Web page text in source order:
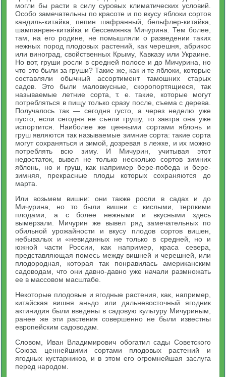
могли бы расти в силу суровых климатических условий.
Особо замечательны по красоте и по вкусу яблоки сортов
кандиль-китайка, пепин шафранный, бельфлер-китайка,
шампанрен-китайка и бессемянка Мичурина. Тем более,
там, на его родине, не помышляли о разведении таких
нежных пород плодовых растений, как черешня, абрикос
или виноград, свойственных Крыму, Кавказу или Украине.
Но вот, груши росли в средней полосе и до Мичурина, но
что это были за груши? Такие же, как и те яблоки, которые
составляли обычный ассортимент тамошних старых
садов. Это были маловкусные, скоропортящиеся, так
называемые летние сорта, т. е. такие, которые могут
потребляться в пищу только сразу после, съема с дерева.
Получалось так — сегодня густо, а через неделю уже
пусто; если сегодня не съели грушу, то завтра она уже
испортится. Наиболее же ценными сортами яблонь и
груш являются так называемые зимние сорта: такие сорта
могут сохраняться и зимой, дозревая в лежке, и их можно
потреблять всю зиму. И Мичурин, учитывая этот
недостаток, вывел не только несколько сортов зимних
яблонь, но и груш, как например бере-победа и бере-
зимняя, прекрасные плоды которых сохраняются до
марта.
Или возьмем вишни: они также росли в садах и до
Мичурина, но то были вишни с кислыми, терпкими
плодами, а с более нежными и вкусными здесь
вымерзали. Мичурин же вывел ряд замечательных по
обильной урожайности и вкусу плодов сортов вишен,
небывалых и «невиданных не только в средней, но и
южной части России, как например, краса севера,
представляющая помесь между вишней и черешней, или
плодородная, которая так понравилась американским
садоводам, что они давно-давно уже начали размножать
ее в массовом масштабе.
Некоторые плодовые и ягодные растения, как, например,
китайская вишня аньдо или дальневосточный ягодник
актинидия были введены в садовую культуру Мичуриным,
ранее же эти растения совершенно не были известны
европейским садоводам.
Словом, Иван Владимирович обогатил сады Советского
Союза ценнейшими сортами плодовых растений и
ягодных кустарников, и в этом его огромнейшая заслуга
перед народом.